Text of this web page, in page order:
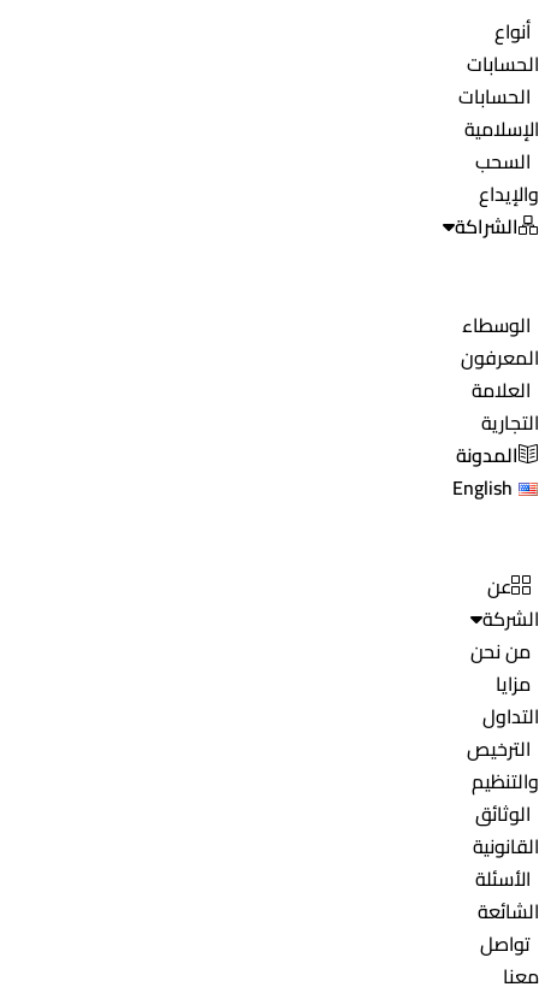
أنواع
الحسابات
الحسابات
الإسلامية
السحب
والإيداع
الشراكة
الوسطاء
المعرفون
العلامة
التجارية
المدونة
English
عن
الشركة
من نحن
مزايا
التداول
الترخيص
والتنظيم
الوثائق
القانونية
الأسئلة
الشائعة
تواصل
معنا